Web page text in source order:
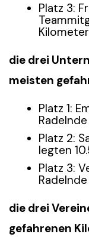
Platz 3:
die drei
meisten
Platz 1:
Platz 2:
legten
Platz 3:
die drei
gefahrenen